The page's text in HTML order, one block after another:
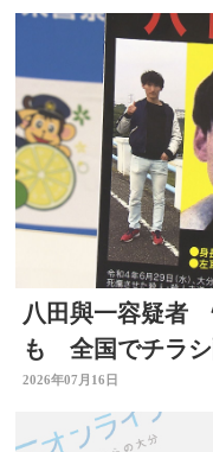
八田與一容疑者
も 全国でチラシ
報 大分
2026年07月16日